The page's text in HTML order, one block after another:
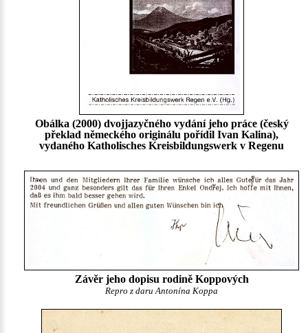
Obálka (2000) dvojjazyčného vydání jeho práce (český
překlad německého originálu pořídil Ivan Kalina),
vydaného Katholisches Kreisbildungswerk v Regenu
Závěr jeho dopisu rodině Koppových
Repro z daru Antonína Koppa